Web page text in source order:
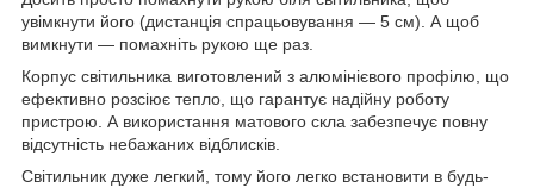
увімкнути його (дистанція спрацьовування — 5 см). А щоб
вимкнути — помахніть рукою ще раз.
Корпус світильника виготовлений з алюмінієвого профілю, що
ефективно розсіює тепло, що гарантує надійну роботу
пристрою. А використання матового скла забезпечує повну
відсутність небажаних відблисків.
Світильник дуже легкий, тому його легко встановити в будь-